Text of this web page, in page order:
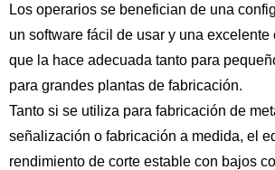
Los operarios se benefician de una
un software fácil de usar y una
que la hace adecuada tanto para
para grandes plantas de fabricación.
Tanto si se utiliza para fabricación de
señalización o fabricación a medida, el
rendimiento de corte estable con bajos